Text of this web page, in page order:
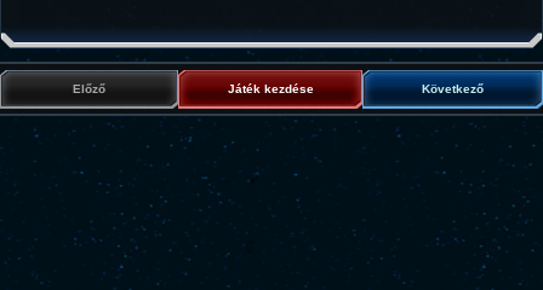
Előző Játék kezdése Következő